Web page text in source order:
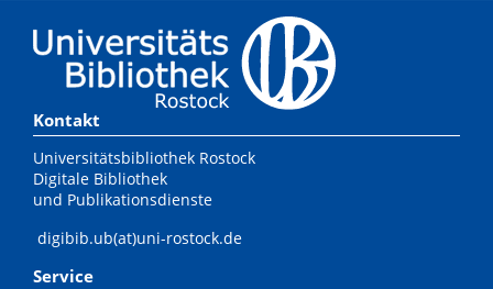
Kontakt
Universitätsbibliothek Rostock
Digitale Bibliothek
und Publikationsdienste
digibib.ub(at)uni-rostock.de
Service